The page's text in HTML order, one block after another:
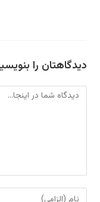
دیدگاهتان را
دیدگاه
برای